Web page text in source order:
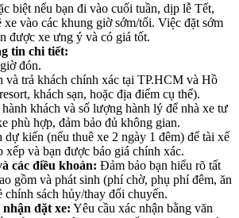
biệt nếu bạn đi vào cuối tuần, dịp lễ Tết,
xe vào các khung giờ sớm/tối. Việc đặt sớm
được xe ưng ý và có giá tốt.
tin chi tiết:
đón.
và trả khách chính xác tại TP.HCM và Hồ
khách sạn, hoặc địa điểm cụ thể).
khách và số lượng hành lý để nhà xe tư
phù hợp, đảm bảo đủ không gian.
kiến (nếu thuê xe 2 ngày 1 đêm) để tài xế
xếp và bạn được báo giá chính xác.
các điều khoản: Đảm bảo bạn hiểu rõ tất
gồm và phát sinh (phí chờ, phụ phí đêm, ăn
chính sách hủy/thay đổi chuyến.
đặt xe: Yêu cầu xác nhận bằng văn